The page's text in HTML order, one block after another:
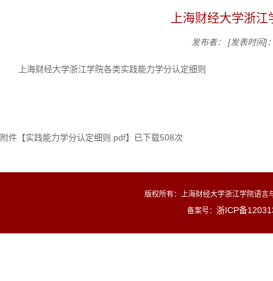
上海财经大学浙
发布者： [发表时间]
上海财经大学浙江学院各类实践能力学分认定细则
附件【实践能力学分认定细则.pdf】已下载508次
版权所有： 上海财经大学浙江学院语
备案号： 浙ICP备